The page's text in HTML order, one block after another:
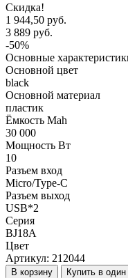
Скидка!
1 944,50 руб.
3 889 руб.
-50%
Основные
Основной цвет
black
Основной материал
пластик
Ёмкость Mah
30 000
Мощность Вт
10
Разъем вход
Micro/Type-C
Разъем выход
USB*2
Серия
BJ18A
Цвет
Артикул: 212044
В корзину Купить в один